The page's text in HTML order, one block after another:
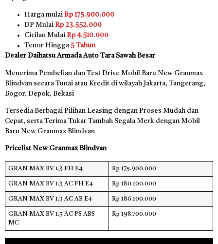
Harga mulai Rp 175.900.000
DP Mulai Rp 23.552.000
Cicilan Mulai Rp 4.510.000
Tenor Hingga 5 Tahun
Dealer Daihatsu Armada Auto Tara Sawah Besar
Menerima Pembelian dan Test Drive Mobil Baru New Granmax
Blindvan secara Tunai atau Kredit di wilayah Jakarta, Tangerang,
Bogor, Depok, Bekasi
Tersedia Berbagai Pilihan Leasing dengan Proses Mudah dan
Cepat, serta Terima Tukar Tambah Segala Merk dengan Mobil
Baru New Granmax Blindvan
Pricelist New Granmax Blindvan
GRAN MAX BV 1.3 FH E4 Rp 175.900.000
GRAN MAX BV 1.3 AC FH E4 Rp 180.100.000
GRAN MAX BV 1.3 AC AB E4 Rp 186.100.000
GRAN MAX BV 1.5 AC PS ABS
MC
Rp 198.700.000